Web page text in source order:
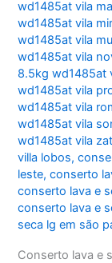
wd1485at vila
wd1485at vila
wd1485at vila
wd1485at vila
8.5kg wd1485at
wd1485at vila
wd1485at vila
wd1485at vila
wd1485at vila
villa lobos,
leste,conserto
conserto lava e
conserto lava e
seca lg em são
Conserto lava e